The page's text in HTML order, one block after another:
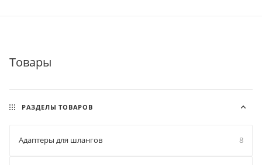
Товары
РАЗДЕЛЫ ТОВАРОВ
Адаптеры для шлангов 8